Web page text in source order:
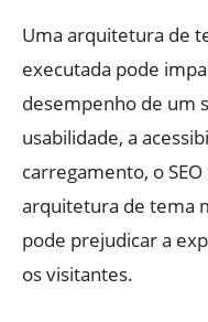
Uma arquitetura de
executada pode
desempenho de um
usabilidade, a
carregamento, o
arquitetura de tema
pode prejudicar a
os visitantes.